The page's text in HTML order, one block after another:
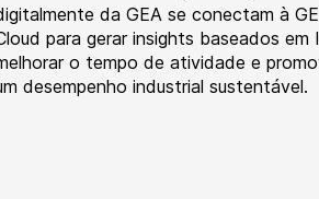
da GEA se conectam à
para gerar insights baseados em
o tempo de atividade e
desempenho industrial sustentável.